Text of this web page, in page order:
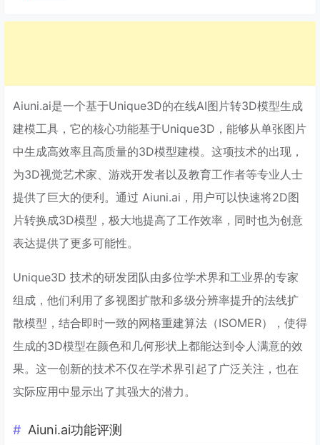
Aiuni.ai是一个基于Unique3D的在线AI图片转3D模型生成
建模工具，它的核心功能基于Unique3D，能够从单张图片
中生成高效率且高质量的3D模型建模。这项技术的出现，
为3D视觉艺术家、游戏开发者以及教育工作者等专业人士
提供了巨大的便利。通过 Aiuni.ai，用户可以快速将2D图
片转换成3D模型，极大地提高了工作效率，同时也为创意
表达提供了更多可能性。
Unique3D 技术的研发团队由多位学术界和工业界的专家
组成，他们利用了多视图扩散和多级分辨率提升的法线扩
散模型，结合即时一致的网格重建算法（ISOMER），使得
生成的3D模型在颜色和几何形状上都能达到令人满意的效
果。这一创新的技术不仅在学术界引起了广泛关注，也在
实际应用中显示出了其强大的潜力。
Aiuni.ai功能评测